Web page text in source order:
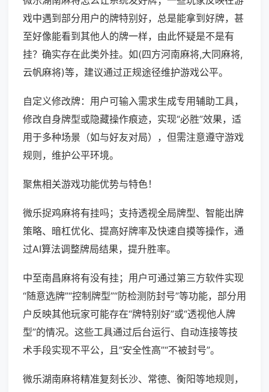
戏中遇到部分用户的牌特别好，总是能拿到好牌，甚
至好像能看到其他人的牌一样，由此怀疑是不是有
挂？确实存在此类外挂。如(四方河南麻将,大同麻将,
云帆麻将)等，建议通过正规途径维护游戏公平。
自定义修改牌：用户可输入需求生成专用辅助工具，
修改自身牌型或隐藏操作痕迹，实现“必胜”效果，适
用于多种场景（如与好友对局），但需注意遵守游戏
规则，维护公平环境。
聚焦相关游戏功能优势与特色！
微乐捉鸡麻将有挂吗；支持透视全局牌型、智能出牌
策略、暗杠优化、提高好牌率及快速自摸等操作，通
过AI算法调整牌局结果，提升胜率。
中至南昌麻将有没有挂；用户可通过第三方软件实现
“随意选牌”“控制牌型”“防检测防封号”等功能，部分用
户反映其他玩家可能存在“牌特别好”或“透视他人牌
型”的情况。这些工具通过后台运行、自动连接等技
术手段实现不平公，且“安全性高”“不被封号”。
微乐湖南麻将精准复刻长沙、常德、衡阳等地规则，